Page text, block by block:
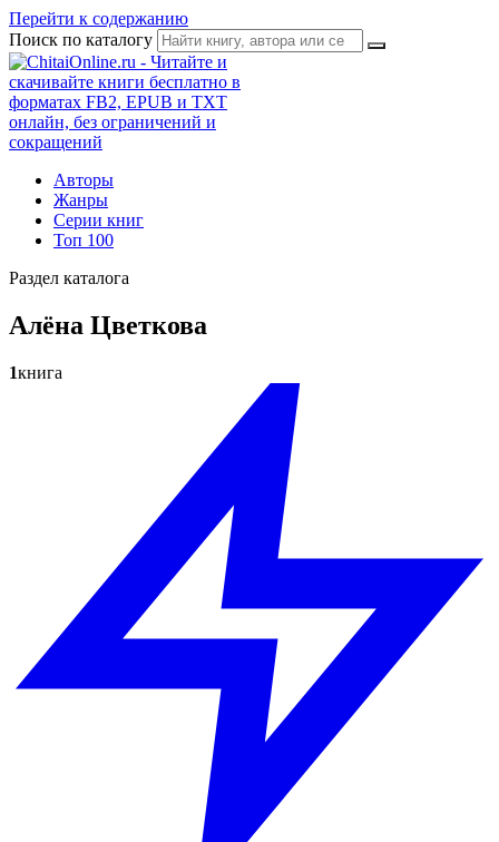
Перейти к содержанию
Поиск по каталогу
Авторы
Жанры
Серии книг
Топ 100
Раздел каталога
Алёна Цветкова
1книга